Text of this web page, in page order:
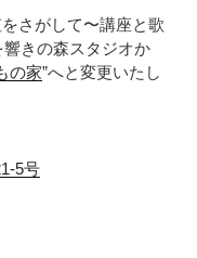
さがして〜講座と歌
きの森スタジオか
の家”へと変更いたし
5号